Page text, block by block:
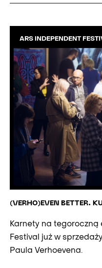
ARS INDEPENDENT
(VERHO)EVEN BETTER.
Karnety na
Festival już w
Paula Verhoevena.